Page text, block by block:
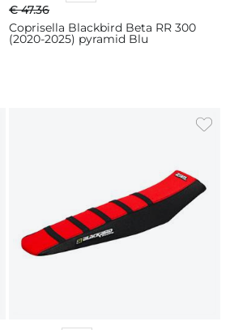
€ 47.36
Coprisella Blackbird Beta RR 300
(2020-2025) pyramid Blu